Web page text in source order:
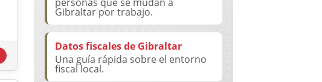
Gibraltar por trabajo.
Datos fiscales de Gibraltar
Una guía rápida sobre el entorno
fiscal local.